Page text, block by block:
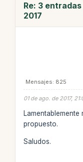
Re: 3
2017
Mensajes: 825
01 de ago. de 2017,
propuesto.
Saludos.